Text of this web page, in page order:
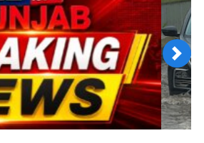
Next